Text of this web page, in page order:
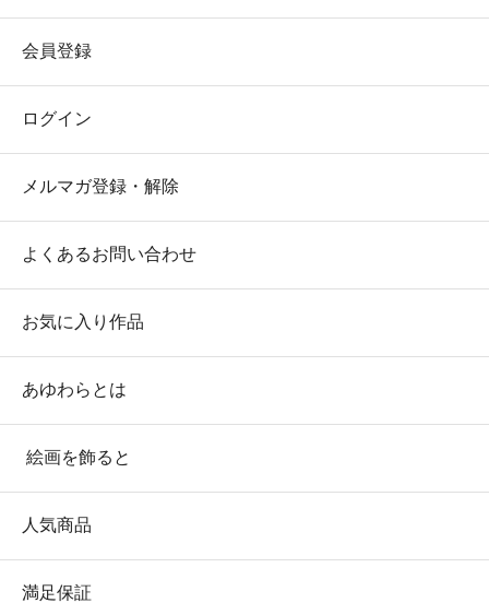
会員登録
ログイン
メルマガ登録・解除
よくあるお問い合わせ
お気に入り作品
あゆわらとは
絵画を飾ると
人気商品
満足保証